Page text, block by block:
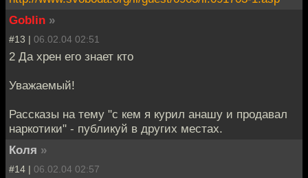
Goblin »
#13 | 06.02.04 02:51
2 Да хрен его знает кто
Уважаемый!
Рассказы на тему "с кем я курил анашу и продавал
наркотики" - публикуй в других местах.
Коля »
#14 | 06.02.04 02:57